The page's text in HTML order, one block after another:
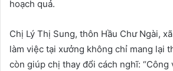
hoạch quả.
Chị Lý Thị Sung, thôn Hầu Chư Ngài,
làm việc tại xưởng không chỉ mang lại
còn giúp chị thay đổi cách nghĩ: “Công